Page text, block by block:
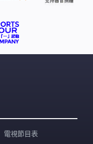
電視節目表